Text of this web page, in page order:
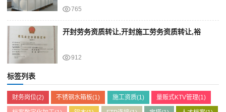
765
开封劳务资质转让,开封施工劳务资质转让,裕
912
标签列表
财务岗位(2) 不锈钢水箱板(1) 施工资质(1) 量贩式KTV管理(1)